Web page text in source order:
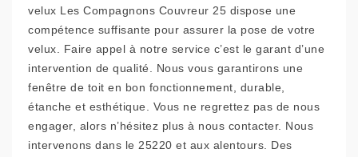
velux Les Compagnons Couvreur 25 dispose une
compétence suffisante pour assurer la pose de votre
velux. Faire appel à notre service c’est le garant d’une
intervention de qualité. Nous vous garantirons une
fenêtre de toit en bon fonctionnement, durable,
étanche et esthétique. Vous ne regrettez pas de nous
engager, alors n’hésitez plus à nous contacter. Nous
intervenons dans le 25220 et aux alentours. Des